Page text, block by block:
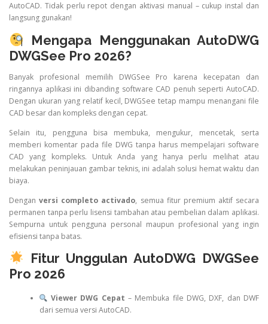
AutoCAD. Tidak perlu repot dengan aktivasi manual – cukup instal dan
langsung gunakan!
Mengapa Menggunakan AutoDWG
DWGSee Pro 2026?
Banyak profesional memilih DWGSee Pro karena kecepatan dan
ringannya aplikasi ini dibanding software CAD penuh seperti AutoCAD.
Dengan ukuran yang relatif kecil, DWGSee tetap mampu menangani file
CAD besar dan kompleks dengan cepat.
Selain itu, pengguna bisa membuka, mengukur, mencetak, serta
memberi komentar pada file DWG tanpa harus mempelajari software
CAD yang kompleks. Untuk Anda yang hanya perlu melihat atau
melakukan peninjauan gambar teknis, ini adalah solusi hemat waktu dan
biaya.
Denganversi completo activado, semua fitur premium aktif secara
permanen tanpa perlu lisensi tambahan atau pembelian dalam aplikasi.
Sempurna untuk pengguna personal maupun profesional yang ingin
efisiensi tanpa batas.
Fitur Unggulan AutoDWG DWGSee
Pro 2026
Viewer DWG Cepat – Membuka file DWG, DXF, dan DWF
dari semua versi AutoCAD.